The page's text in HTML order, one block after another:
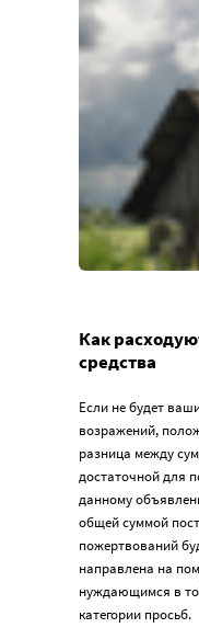
Как
средства
Если не будет
возражений,
разница между
достаточной для
данному
общей суммой
пожертвований
направлена на
нуждающимся в
категории просьб.